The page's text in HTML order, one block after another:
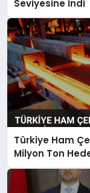
Seviyesine İndi
Türkiye Ham
Milyon Ton